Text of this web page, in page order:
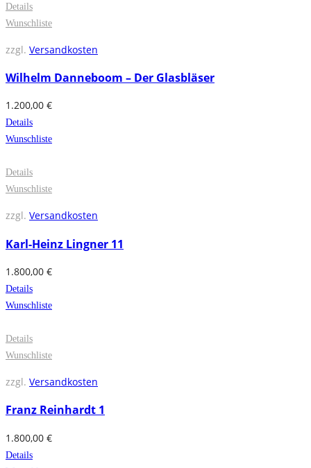
Details
Wunschliste
zzgl. Versandkosten
Wilhelm Danneboom – Der Glasbläser
1.200,00 €
Details
Wunschliste
Details
Wunschliste
zzgl. Versandkosten
Karl-Heinz Lingner 11
1.800,00 €
Details
Wunschliste
Details
Wunschliste
zzgl. Versandkosten
Franz Reinhardt 1
1.800,00 €
Details